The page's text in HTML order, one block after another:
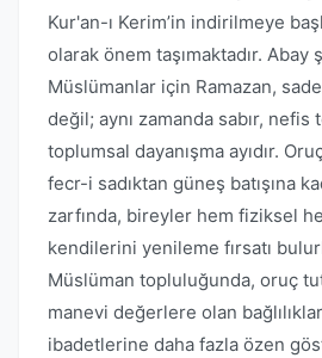
Kur'an-ı Kerim’in indirilmeye
olarak önem taşımaktadır. Abay
Müslümanlar için Ramazan,
değil; aynı zamanda sabır, nefis
toplumsal dayanışma ayıdır.
fecr-i sadıktan güneş batışına
zarfında, bireyler hem fiziksel
kendilerini yenileme fırsatı
Müslüman topluluğunda, oruç
manevi değerlere olan
ibadetlerine daha fazla özen